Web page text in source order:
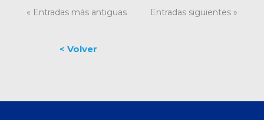
« Entradas más antiguas Entradas siguientes »